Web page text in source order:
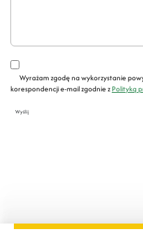
Wyrażam zgodę na wykorzystanie
korespondencji e-mail zgodnie z Polityką
Wyślij